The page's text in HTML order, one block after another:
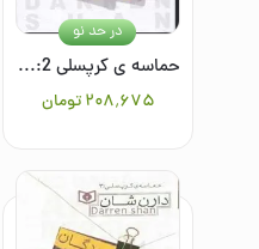
حماسه ی کرپسلی 2: دریای خون
۲۰۸٬۶۷۵ تومان
در حد نو